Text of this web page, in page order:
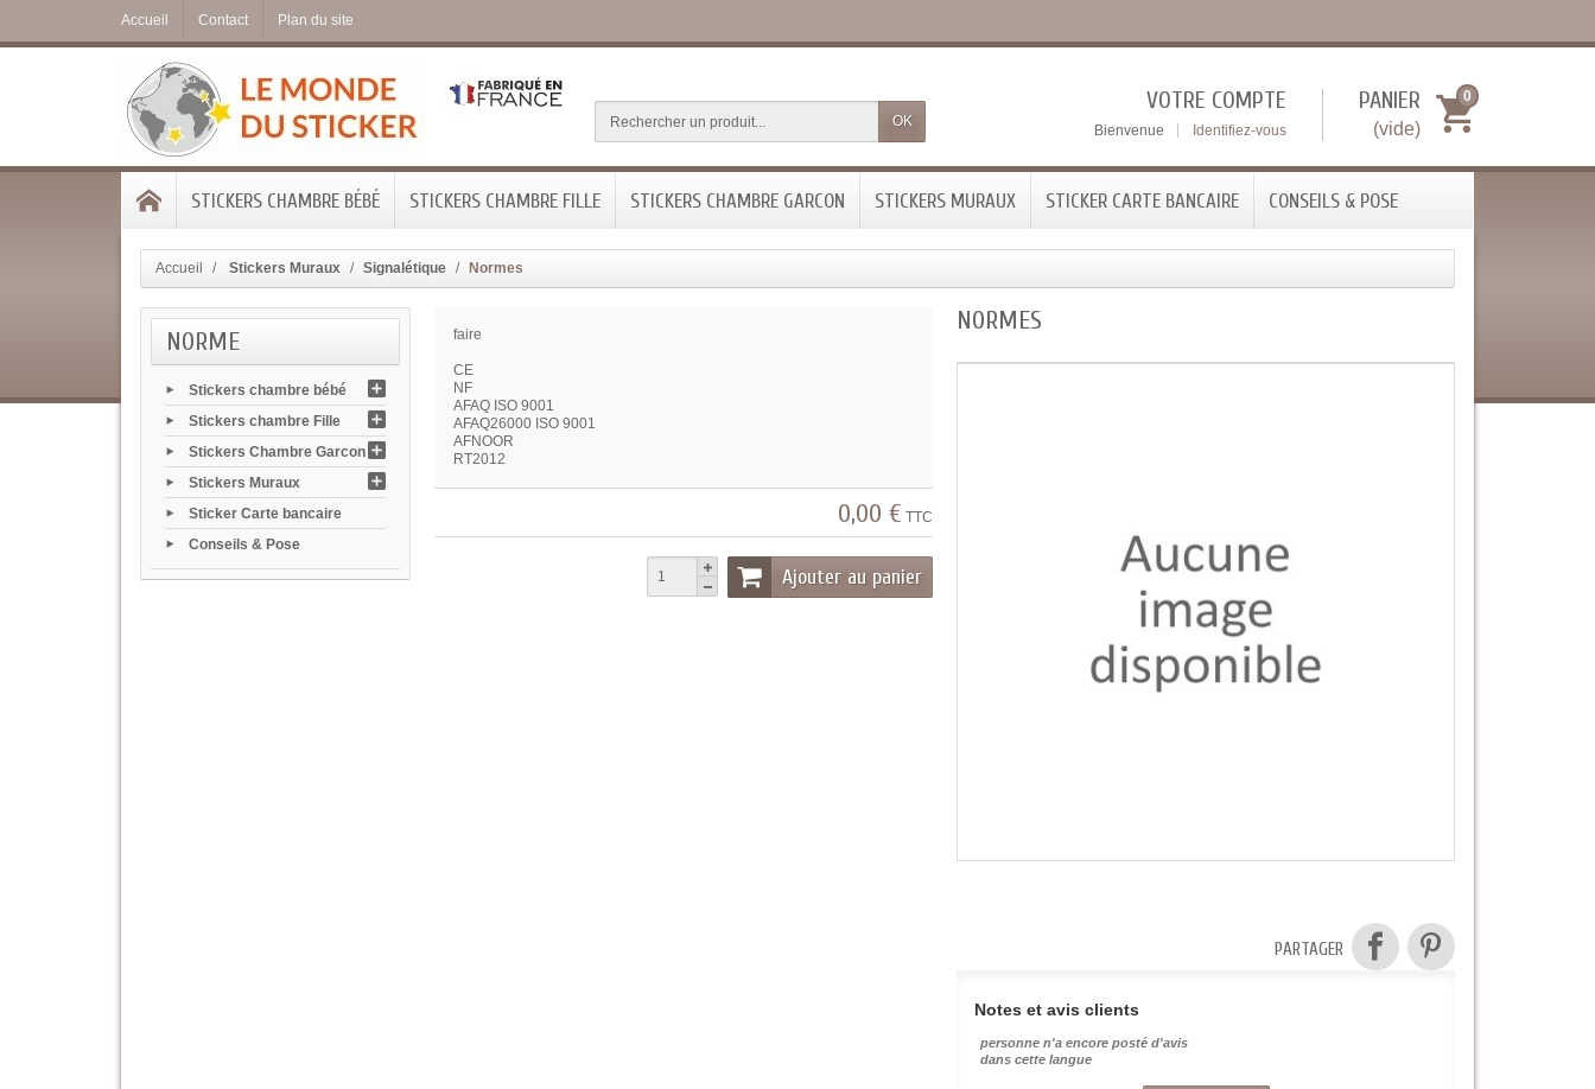
Accueil Contact Plan du site
OK
PANIER
(vide)
0
VOTRE COMPTE
Bienvenue Identifiez-vous
STICKERS CHAMBRE BÉBÉ STICKERS CHAMBRE FILLE STICKERS CHAMBRE GARCON STICKERS MURAUX STICKER CARTE BANCAIRE CONSEILS & POSE
Accueil Stickers Muraux Signalétique Normes
NORME
Stickers chambre bébé
Stickers chambre Fille
Stickers Chambre Garcon
Stickers Muraux
Sticker Carte bancaire
Conseils & Pose
NORMES
PARTAGER
Notes et avis clients
personne n'a encore posté d'avis
dans cette langue
faire
CE
NF
AFAQ ISO 9001
AFAQ26000 ISO 9001
AFNOOR
RT2012
0,00 € TTC
Ajouter au panier